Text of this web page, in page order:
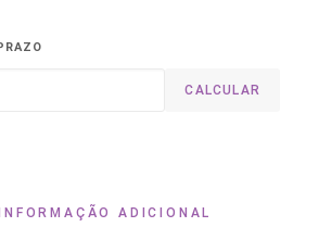
CALCULAR
INFORMAÇÃO ADICIONAL